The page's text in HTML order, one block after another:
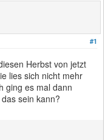
#1
Herbst von jetzt
lies sich nicht mehr
ging es mal dann
sein kann?